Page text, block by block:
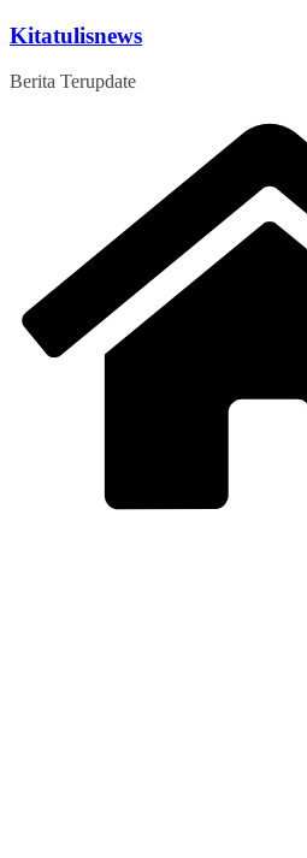
Skip
content
Kitatulisnews
Berita Terupdate